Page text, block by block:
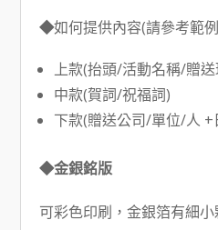
◆如何提供內容(請參考範
上款(抬頭/活動名稱/贈送
中款(賀詞/祝福詞)
下款(贈送公司/單位/人 +
◆金銀銘版
可彩色印刷，金銀箔有細